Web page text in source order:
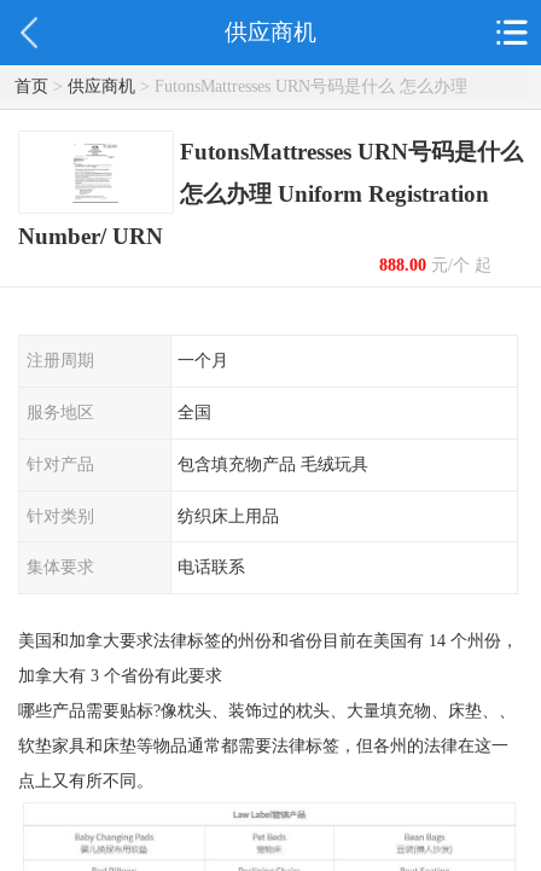
供应商机
首页> 供应商机> FutonsMattresses URN号码是什么 怎么办理
Uniform Registration Number/ URN
FutonsMattresses URN号码是什么
怎么办理 Uniform Registration
Number/ URN
888.00元/个 起
注册周期 一个月
服务地区 全国
针对产品 包含填充物产品 毛绒玩具
针对类别 纺织床上用品
集体要求 电话联系
美国和加拿大要求法律标签的州份和省份目前在美国有 14 个州份，
加拿大有 3 个省份有此要求
哪些产品需要贴标?像枕头、装饰过的枕头、大量填充物、床垫、、
软垫家具和床垫等物品通常都需要法律标签，但各州的法律在这一
点上又有所不同。